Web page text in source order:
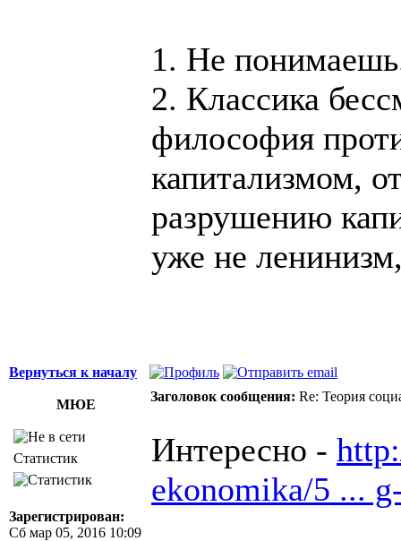
1. Не
2. Классика
философия
капитализмом,
разрушению
уже не
Вернуться к началу
МЮЕ
Заголовок сообщения: Re: Теория
Статистик
Зарегистрирован:
Сб мар 05, 2016 10:09
Интересно -
ekonomika/5 ...